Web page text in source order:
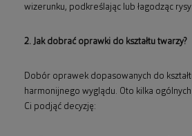
wizerunku, podkreślając lub łagodząc
2. Jak dobrać oprawki do kształtu twarzy?
Dobór oprawek dopasowanych do
harmonijnego wyglądu. Oto kilka
Ci podjąć decyzję: